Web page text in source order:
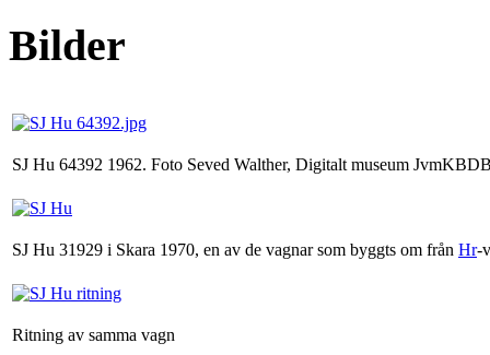
Bilder
SJ Hu 64392 1962. Foto Seved Walther, Digitalt museum
SJ Hu 31929 i Skara 1970, en av de vagnar som byggts om från Hr-
Ritning av samma vagn